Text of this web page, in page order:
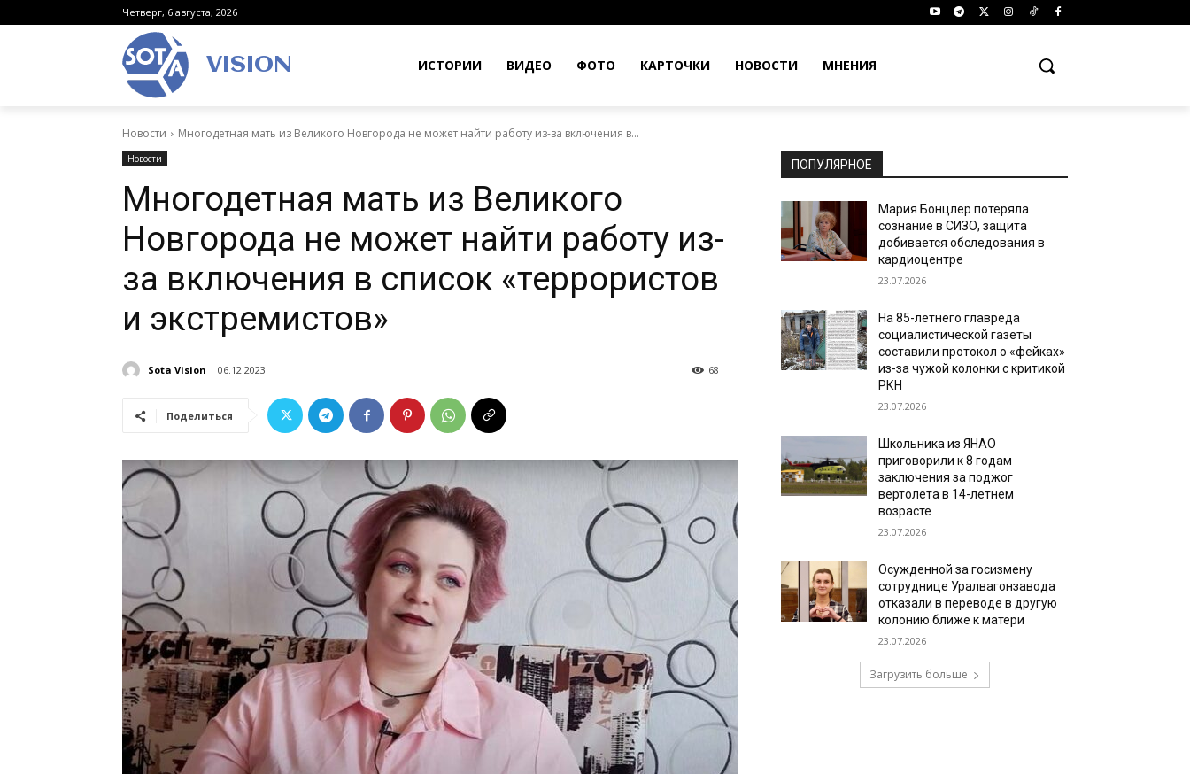
Четверг, 6 августа, 2026
VISION ИСТОРИИ ВИДЕО ФОТО КАРТОЧКИ НОВОСТИ МНЕНИЯ
Новости Многодетная мать из Великого Новгорода не может найти работу из-за включения в...
Новости
Многодетная мать из Великого
Новгорода не может найти работу из-
за включения в список «террористов
и экстремистов»
Sota Vision 06.12.2023 68
Поделиться
ПОПУЛЯРНОЕ
Мария Бонцлер потеряла
сознание в СИЗО, защита
добивается обследования в
кардиоцентре
23.07.2026
На 85-летнего главреда
социалистической газеты
составили протокол о «фейках»
из-за чужой колонки с критикой
РКН
23.07.2026
Школьника из ЯНАО
приговорили к 8 годам
заключения за поджог
вертолета в 14-летнем
возрасте
23.07.2026
Осужденной за госизмену
сотруднице Уралвагонзавода
отказали в переводе в другую
колонию ближе к матери
23.07.2026
Загрузить больше